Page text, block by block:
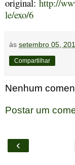
original: http://
le/exo/6
às setembro 05,
Compartilhar
Nenhum
Postar um
‹